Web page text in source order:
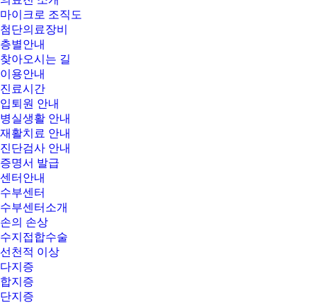
마이크로 조직도
첨단의료장비
층별안내
찾아오시는 길
이용안내
진료시간
입퇴원 안내
병실생활 안내
재활치료 안내
진단검사 안내
증명서 발급
센터안내
수부센터
수부센터소개
손의 손상
수지접합수술
선천적 이상
다지증
합지증
단지증